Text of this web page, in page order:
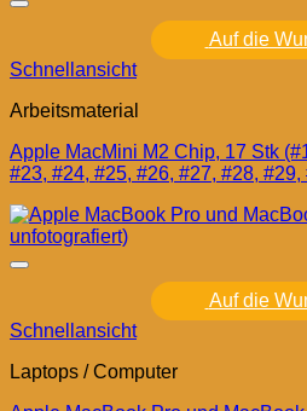
Auf die
Schnellansicht
Arbeitsmaterial
Apple MacMini M2 Chip, 17 Stk
#23, #24, #25, #26, #27, #28,
Auf die
Schnellansicht
Laptops / Computer